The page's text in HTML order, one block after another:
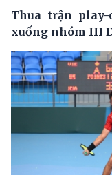
Thua trận
xuống nhóm III